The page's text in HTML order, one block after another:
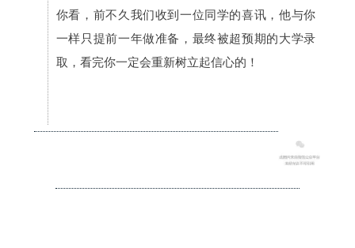
你看，前不久我们收到一位同学的喜讯，他与你
一样只提前一年做准备，最终被超预期的大学录
取，看完你一定会重新树立起信心的！